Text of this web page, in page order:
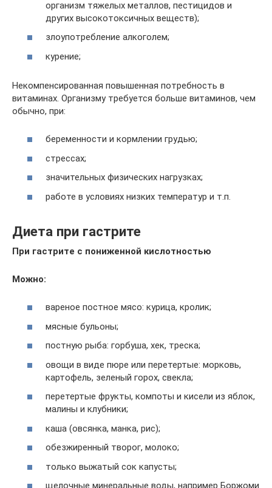
организм тяжелых металлов, пестицидов и
других высокотоксичных веществ);
злоупотребление алкоголем;
курение;
Некомпенсированная повышенная потребность в
витаминах. Организму требуется больше витаминов, чем
обычно, при:
беременности и кормлении грудью;
стрессах;
значительных физических нагрузках;
работе в условиях низких температур и т.п.
Диета при гастрите
При гастрите с пониженной кислотностью
Можно:
вареное постное мясо: курица, кролик;
мясные бульоны;
постную рыба: горбуша, хек, треска;
овощи в виде пюре или перетертые: морковь,
картофель, зеленый горох, свекла;
перетертые фрукты, компоты и кисели из яблок,
малины и клубники;
каша (овсянка, манка, рис);
обезжиренный творог, молоко;
только выжатый сок капусты;
щелочные минеральные воды, например Боржоми